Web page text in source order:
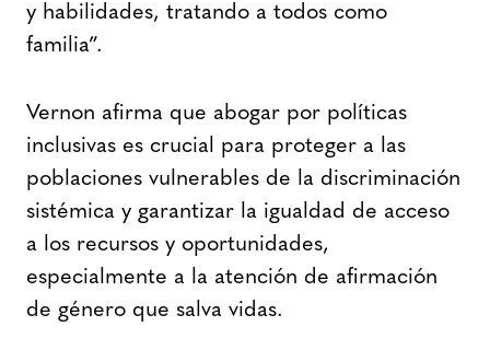
y habilidades, tratando a todos como
familia”.
Vernon afirma que abogar por políticas
inclusivas es crucial para proteger a las
poblaciones vulnerables de la discriminación
sistémica y garantizar la igualdad de acceso
a los recursos y oportunidades,
especialmente a la atención de afirmación
de género que salva vidas.